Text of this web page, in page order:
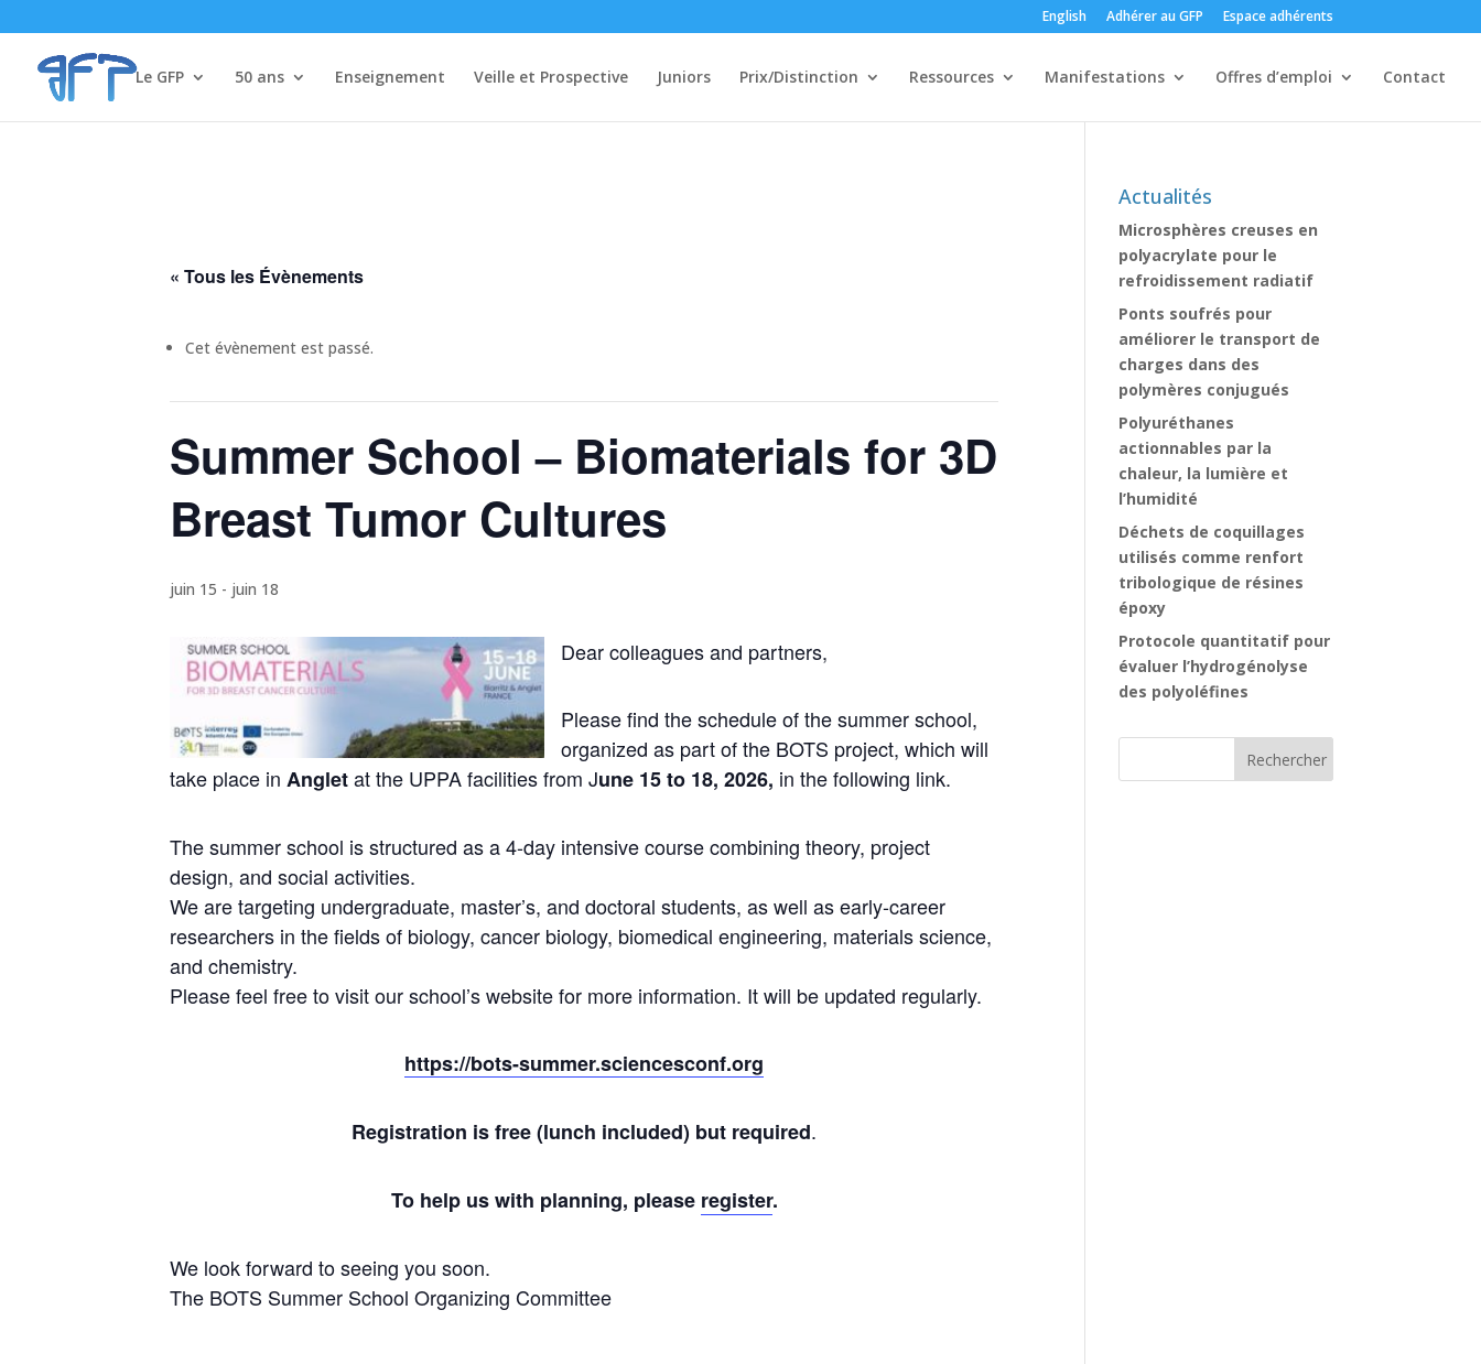
English Adhérer au GFP Espace adhérents
Le GFP 50 ans Enseignement Veille et Prospective Juniors Prix/Distinction Ressources Manifestations Offres d’emploi Contact
« Tous les Évènements
Cet évènement est passé.
Summer School – Biomaterials for 3D
Breast Tumor Cultures
juin 15 - juin 18
Dear colleagues and partners,
Please find the schedule of the summer school,
organized as part of the BOTS project, which will
take place in Angletat the UPPA facilities from June 15 to 18, 2026, in the following link.
The summer school is structured as a 4-day intensive course combining theory, project
design, and social activities.
We are targeting undergraduate, master’s, and doctoral students, as well as early-career
researchers in the fields of biology, cancer biology, biomedical engineering, materials science,
and chemistry.
Please feel free to visit our school’s website for more information. It will be updated regularly.
https://bots-summer.sciencesconf.org
Registration isfree(lunch included) but required.
To help us with planning, please register.
We look forward to seeing you soon.
The BOTS Summer School Organizing Committee
Actualités
Microsphères creuses en
polyacrylate pour le
refroidissement radiatif
Ponts soufrés pour
améliorer le transport de
charges dans des
polymères conjugués
Polyuréthanes
actionnables par la
chaleur, la lumière et
l’humidité
Déchets de coquillages
utilisés comme renfort
tribologique de résines
époxy
Protocole quantitatif pour
évaluer l’hydrogénolyse
des polyoléfines